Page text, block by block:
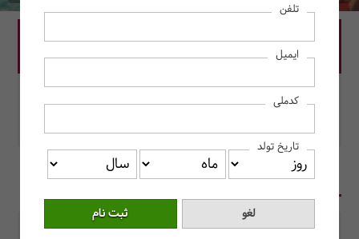
قیمت دوره: 12,000,000 ریال
در این دوره رزرو کنید.
محل برگزاری: مرکز آموزش حسابداران خبره
در یک نگاه سرفصل دروس سوالات متداول
تلفن
ایمیل
کدملی
تاریخ تولد